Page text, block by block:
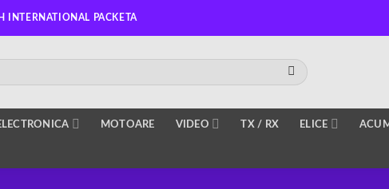
INTERNATIONAL PACKETA
MOTOARE VIDEO TX / RX ELICE